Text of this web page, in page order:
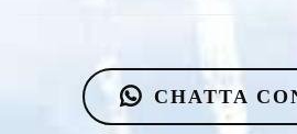
CHATTA